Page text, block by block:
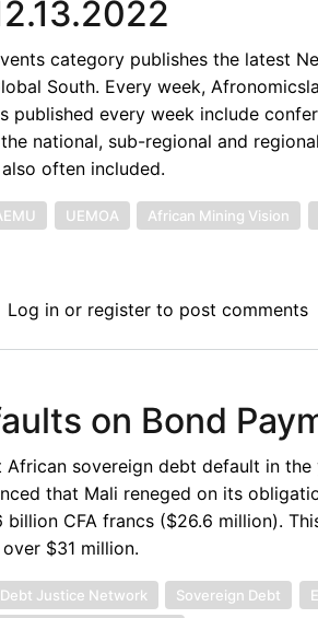
category publishes the latest
South. Every week,
published every week include
national, sub-regional and
often included.
UEMOA African Mining Vision
Log inor registerto post comments
on Bond
sovereign debt default in
that Mali reneged on its
billion CFA francs ($26.6 million).
$31 million.
Justice Network
Sovereign Debt